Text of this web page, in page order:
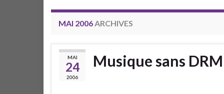
MAI 2006ARCHIVES
MAI
24
2006
Musique sans DRM